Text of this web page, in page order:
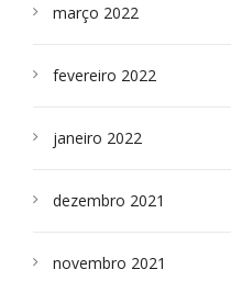
março 2022
fevereiro 2022
janeiro 2022
dezembro 2021
novembro 2021